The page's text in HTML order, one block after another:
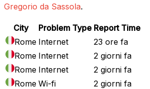
Gregorio da Sassola.
City Problem Type Report Time
Rome Internet
23 ore fa
Rome Internet
2 giorni fa
Rome Internet
2 giorni fa
Rome Wi-fi
2 giorni fa